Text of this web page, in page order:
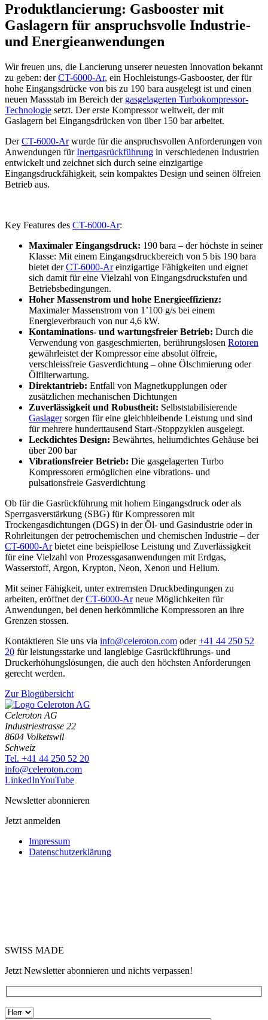
Produktlancierung: Gasbooster mit
Gaslagern für anspruchsvolle Industrie-
und Energieanwendungen
Wir freuen uns, die Lancierung unserer neuesten Innovation bekannt
zu geben: derCT-6000-Ar, ein Hochleistungs-Gasbooster, der für
hohe Eingangsdrücke von bis zu 190 bara ausgelegt ist und einen
neuen Massstab im Bereich der gasgelagerten Turbokompressor-
Technologie setzt. Der erste Kompressor weltweit, der mit
Gaslagern bei Eingangsdrücken von über 150 bar arbeitet.
DerCT-6000-Arwurde für die anspruchsvollen Anforderungen von
Anwendungen fürInertgasrückführung in verschiedenen Industrien
entwickelt und zeichnet sich durch seine einzigartige
Eingangsdruckfähigkeit, sein kompaktes Design und seinen ölfreien
Betrieb aus.
Key Features des CT-6000-Ar:
Maximaler Eingangsdruck: 190 bara – der höchste in seiner
Klasse: Mit einem Eingangsdruckbereich von 5 bis 190 bara
bietet derCT-6000-Areinzigartige Fähigkeiten und eignet
sich damit für eine Vielzahl von Eingangsdruckstufen und
Betriebsbedingungen.
Hoher Massenstrom und hohe Energieeffizienz:
Maximaler Massenstrom von 1’100 g/s bei einem
Energieverbrauch von nur 4,6 kW.
Kontaminations- und wartungsfreier Betrieb: Durch die
Verwendung von gasgeschmierten, berührungslosen Rotoren
gewährleistet der Kompressor eine absolut ölfreie,
verschleissfreie Gasverdichtung – ohne Ölschmierung oder
Ölfilterwartung.
Direktantrieb: Entfall von Magnetkupplungen oder
zusätzlichen mechanischen Dichtungen
Zuverlässigkeit und Robustheit: Selbststabilisierende
Gaslagersorgen für eine gleichbleibende Leistung und sind
für mehrere hunderttausend Start-/Stoppzyklen ausgelegt.
Leckdichtes Design: Bewährtes, heliumdichtes Gehäuse bei
über 200 bar
Vibrationsfreier Betrieb: Die gasgelagerten Turbo
Kompressoren ermöglichen eine vibrations- und
pulsationsfreie Gasverdichtung
Ob für die Gasrückführung mit hohem Eingangsdruck oder als
Sperrgasverstärkung (SBG) für Kompressoren mit
Trockengasdichtungen (DGS) in der Öl- und Gasindustrie oder in
Rohrleitungen der petrochemischen und chemischen Industrie – der
CT-6000-Arbietet eine beispiellose Leistung und Zuverlässigkeit
für eine Vielzahl von Prozessgasanwendungen mit Erdgas,
Wasserstoff, Argon, Krypton, Neon, Xenon und Helium.
Mit seiner Fähigkeit, unter extremsten Druckbedingungen zu
arbeiten, eröffnet derCT-6000-Arneue Möglichkeiten für
Anwendungen, bei denen herkömmliche Kompressoren an ihre
Grenzen stossen.
Kontaktieren Sie uns via moc.notorelec@ofni oder+41 44 250 52
20 für leistungsstarke und langlebige Gasrückführungs- und
Druckerhöhungslösungen, die auch den höchsten Anforderungen
gerecht werden.
Zur Blogübersicht
Celeroton AG
Industriestrasse 22
8604 Volketswil
Schweiz
Tel. +41 44 250 52 20
moc.notorelec@ofni
LinkedInYouTube
Newsletter abonnieren
Jetzt anmelden
Impressum
Datenschutzerklärung
SWISS MADE
Jetzt Newsletter abonnieren und nichts verpassen!